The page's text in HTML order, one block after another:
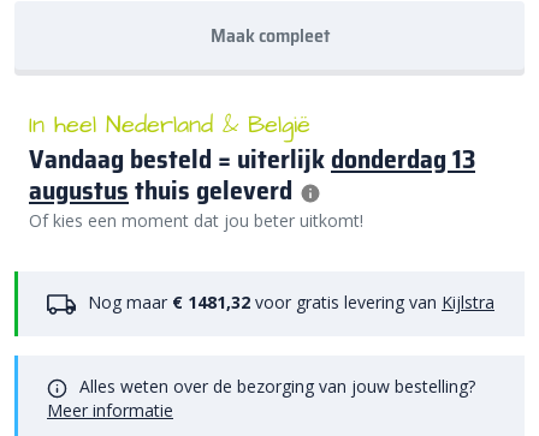
Maak compleet
In heel Nederland & België
Vandaag besteld = uiterlijkdonderdag 13
augustusthuis geleverd
Of kies een moment dat jou beter uitkomt!
Nog maar € 1481,32 voor gratis levering van Kijlstra
Alles weten over de bezorging van jouw bestelling?
Meer informatie